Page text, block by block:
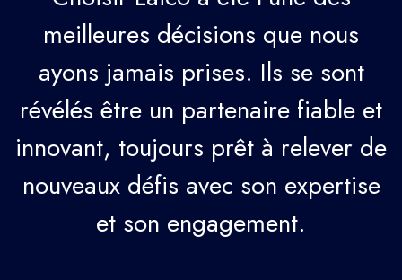
meilleures décisions que nous
ayons jamais prises. Ils se sont
révélés être un partenaire fiable et
innovant, toujours prêt à relever de
nouveaux défis avec son expertise
et son engagement.